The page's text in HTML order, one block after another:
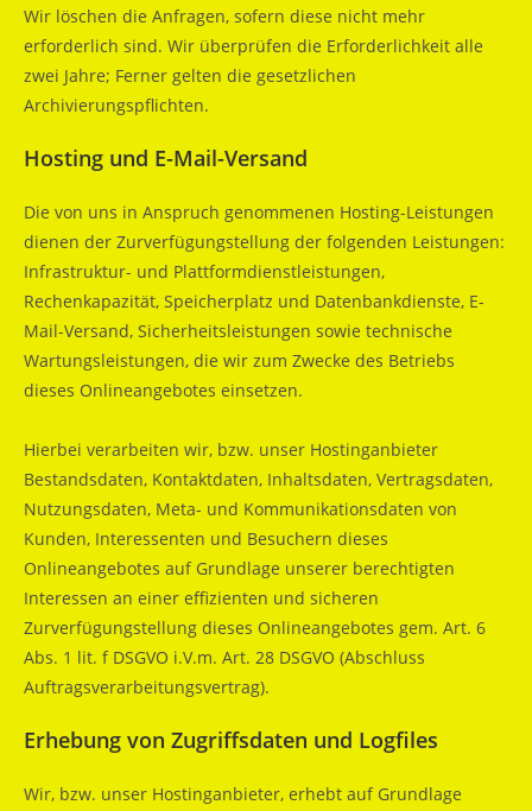
Wir löschen die Anfragen, sofern diese nicht mehr
erforderlich sind. Wir überprüfen die Erforderlichkeit alle
zwei Jahre; Ferner gelten die gesetzlichen
Archivierungspflichten.
Hosting und E-Mail-Versand
Die von uns in Anspruch genommenen Hosting-Leistungen
dienen der Zurverfügungstellung der folgenden Leistungen:
Infrastruktur- und Plattformdienstleistungen,
Rechenkapazität, Speicherplatz und Datenbankdienste, E-
Mail-Versand, Sicherheitsleistungen sowie technische
Wartungsleistungen, die wir zum Zwecke des Betriebs
dieses Onlineangebotes einsetzen.
Hierbei verarbeiten wir, bzw. unser Hostinganbieter
Bestandsdaten, Kontaktdaten, Inhaltsdaten, Vertragsdaten,
Nutzungsdaten, Meta- und Kommunikationsdaten von
Kunden, Interessenten und Besuchern dieses
Onlineangebotes auf Grundlage unserer berechtigten
Interessen an einer effizienten und sicheren
Zurverfügungstellung dieses Onlineangebotes gem. Art. 6
Abs. 1 lit. f DSGVO i.V.m. Art. 28 DSGVO (Abschluss
Auftragsverarbeitungsvertrag).
Erhebung von Zugriffsdaten und Logfiles
Wir, bzw. unser Hostinganbieter, erhebt auf Grundlage